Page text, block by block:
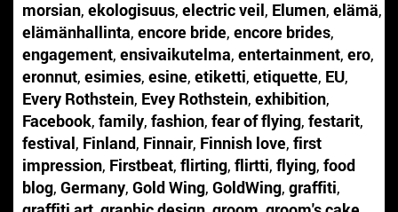
morsian, ekologisuus, electric veil, Elumen, elämä,
elämänhallinta, encore bride, encore brides,
engagement, ensivaikutelma, entertainment, ero,
eronnut, esimies, esine, etiketti, etiquette, EU,
Every Rothstein, Evey Rothstein, exhibition,
Facebook, family, fashion, fear of flying, festarit,
festival, Finland, Finnair, Finnish love, first
impression, Firstbeat, flirting, flirtti, flying, food
blog, Germany, Gold Wing, GoldWing, graffiti,